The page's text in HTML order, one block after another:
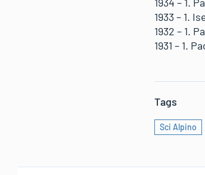
1933 – 1.
1932 – 1.
1931 – 1.
Tags
Sci Alpino